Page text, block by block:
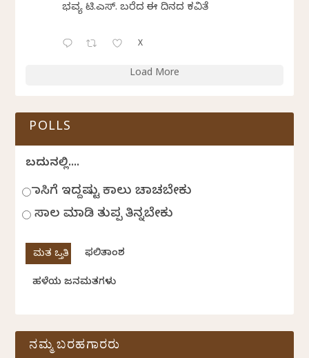
ಭವ್ಯ ಟಿ.ಎಸ್. ಬರೆದ ಈ ದಿನದ ಕವಿತೆ
X
Load More
POLLS
ಬದುಕಿನಲ್ಲಿ....
ಹಾಸಿಗೆ ಇದ್ದಷ್ಟು ಕಾಲು ಚಾಚಬೇಕು
ಸಾಲ ಮಾಡಿ ತುಪ್ಪ ತಿನ್ನಬೇಕು
ಫಲಿತಾಂಶ
ಹಳೆಯ ಜನಮತಗಳು
ನಮ್ಮ ಬರಹಗಾರರು